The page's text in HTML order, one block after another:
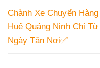
Chành Xe Chuyển Hàng
Huế Quảng Ninh Chỉ
Ngày Tận Nơi✅